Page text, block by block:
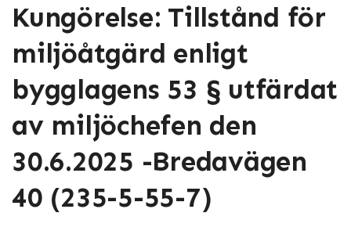
Kungörelse: Tillstånd för
miljöåtgärd enligt
bygglagens 53 § utfärdat
av miljöchefen den
30.6.2025 -Bredavägen
40 (235-5-55-7)